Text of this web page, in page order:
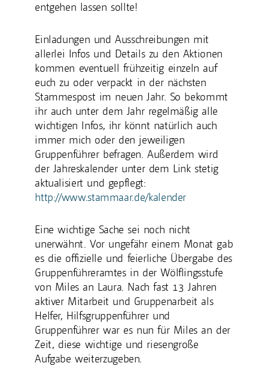
entgehen lassen sollte!
Einladungen und Ausschreibungen mit
allerlei Infos und Details zu den Aktionen
kommen eventuell frühzeitig einzeln auf
euch zu oder verpackt in der nächsten
Stammespost im neuen Jahr. So bekommt
ihr auch unter dem Jahr regelmäßig alle
wichtigen Infos, ihr könnt natürlich auch
immer mich oder den jeweiligen
Gruppenführer befragen. Außerdem wird
der Jahreskalender unter dem Link stetig
aktualisiert und gepflegt:
http://www.stammaar.de/kalender
Eine wichtige Sache sei noch nicht
unerwähnt. Vor ungefähr einem Monat gab
es die offizielle und feierliche Übergabe des
Gruppenführeramtes in der Wölflingsstufe
von Miles an Laura. Nach fast 13 Jahren
aktiver Mitarbeit und Gruppenarbeit als
Helfer, Hilfsgruppenführer und
Gruppenführer war es nun für Miles an der
Zeit, diese wichtige und riesengroße
Aufgabe weiterzugeben.